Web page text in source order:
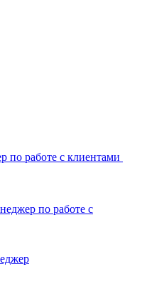
по работе с клиентами
по работе с